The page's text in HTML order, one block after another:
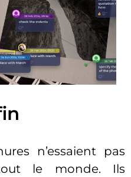
n’essaient pas
le monde. Ils